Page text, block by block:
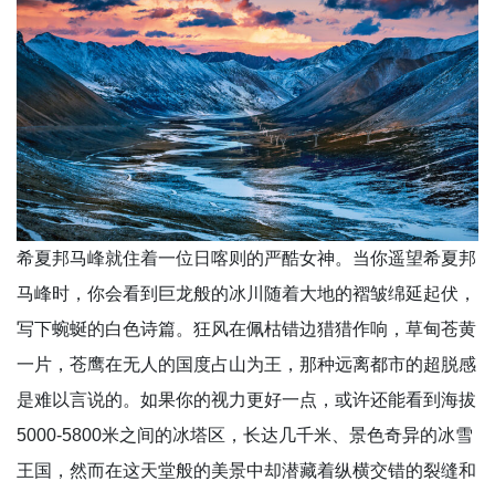
希夏邦马峰就住着一位日喀则的严酷女神。当你遥望希夏邦
马峰时，你会看到巨龙般的冰川随着大地的褶皱绵延起伏，
写下蜿蜒的白色诗篇。狂风在佩枯错边猎猎作响，草甸苍黄
一片，苍鹰在无人的国度占山为王，那种远离都市的超脱感
是难以言说的。如果你的视力更好一点，或许还能看到海拔
5000-5800米之间的冰塔区，长达几千米、景色奇异的冰雪
王国，然而在这天堂般的美景中却潜藏着纵横交错的裂缝和